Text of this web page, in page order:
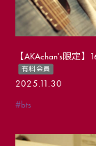
【AKAchan's限定
有料会員
2025.11.30
#bts